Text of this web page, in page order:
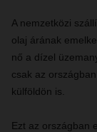
A nemzetközi
olaj árának
nő a dízel
csak az
külföldön is.
Ezt az országban